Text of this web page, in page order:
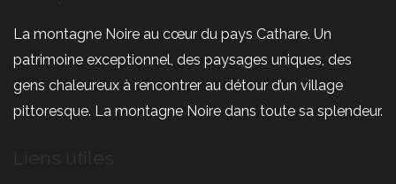
La montagne Noire au cœur du pays Cathare. Un
patrimoine exceptionnel, des paysages uniques, des
gens chaleureux à rencontrer au détour d’un village
pittoresque. La montagne Noire dans toute sa splendeur.